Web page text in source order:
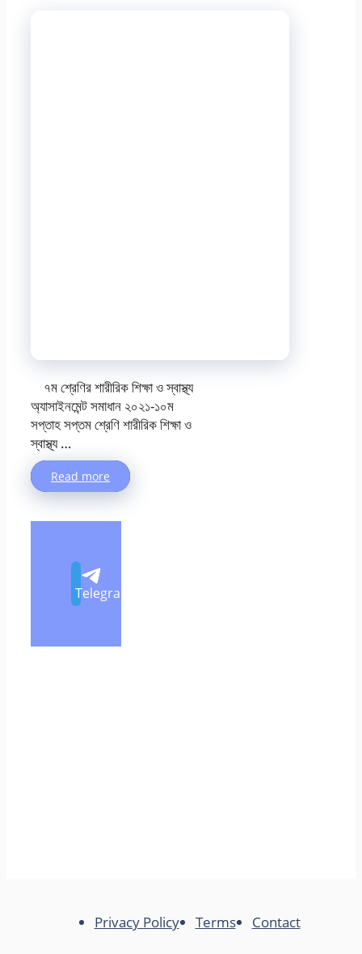
৭ম শ্রেণির শারীরিক শিক্ষা ও স্বাস্থ্য
অ্যাসাইনমেন্ট সমাধান ২০২১-১০ম
সপ্তাহ সপ্তম শ্রেণি শারীরিক শিক্ষা ও
স্বাস্থ্য …
Read more
Telegram
Privacy Policy Terms Contact